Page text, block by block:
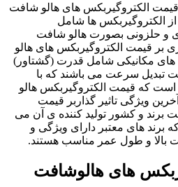
قیمت الکتروگیربکس های هالو شافت
از الکتروگیربکس ها شامل
و حلزونی بصورت هالو شافت
بر قیمت الکتروگیربکس های هالو
های مکانیکی شامل قدرت (گشتاور)
تبدیل سرعت می باشند که با
است که قیمت الکتروگیربکس هالو
ویژگی تاثیر گذاربر قیمت
برند و کشور تولید کننده ی آن می
برند های معتبر دارای ویژگی و
بالا و طول عمر مناسب هستند.
های هالوشافت